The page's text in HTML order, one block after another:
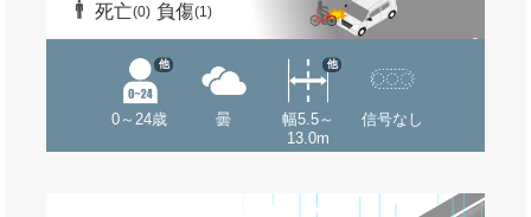
死亡(0) 負傷(1)
0～24歳
他
曇
幅5.5～
13.0m
他
信号なし